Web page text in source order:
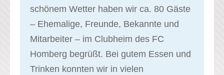
schönem Wetter haben wir ca. 80 Gäste
– Ehemalige, Freunde, Bekannte und
Mitarbeiter – im Clubheim des FC
Homberg begrüßt. Bei gutem Essen und
Trinken konnten wir in vielen